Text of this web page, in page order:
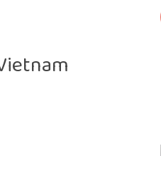
filipinos son muy
y eso se nota…